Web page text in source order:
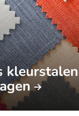
kleurstalen